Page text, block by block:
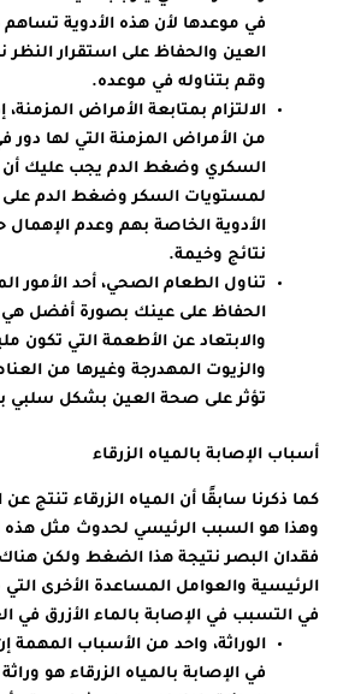
في موعدها لأن هذه الأدوية
العين والحفاظ على استقرار النظر
وقم بتناوله في موعده.
الالتزام بمتابعة الأمراض
من الأمراض المزمنة التي لها دور
السكري وضغط الدم يجب عليك
لمستويات السكر وضغط الدم على
الأدوية الخاصة بهم وعدم الإهمال
نتائج وخيمة.
تناول الطعام الصحي، أحد الأمور
الحفاظ على عينك بصورة أفضل هي
والابتعاد عن الأطعمة التي تكون
والزيوت المهدرجة وغيرها من
تؤثر على صحة العين بشكل سلبي
أسباب الإصابة بالمياه الزرقاء
كما ذكرنا سابقًا أن المياه الزرقاء تنتج
وهذا هو السبب الرئيسي لحدوث مثل هذه
فقدان البصر نتيجة هذا الضغط ولكن
الرئيسية والعوامل المساعدة الأخرى
في التسبب في الإصابة بالماء الأزرق في
الوراثة، واحد من الأسباب المهمة
في الإصابة بالمياه الزرقاء هو